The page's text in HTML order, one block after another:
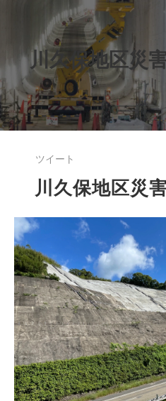
川久保地区災
ツイート
川久保地区災